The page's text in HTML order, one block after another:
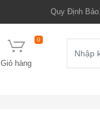
Quy Định Bảo
Giỏ hàng
0